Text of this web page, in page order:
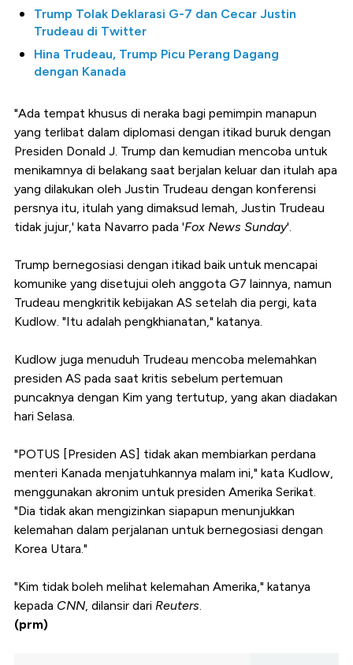
Trump Tolak Deklarasi G-7 dan Cecar Justin
Trudeau di Twitter
Hina Trudeau, Trump Picu Perang Dagang
dengan Kanada
"Ada tempat khusus di neraka bagi pemimpin manapun
yang terlibat dalam diplomasi dengan itikad buruk dengan
Presiden Donald J. Trump dan kemudian mencoba untuk
menikamnya di belakang saat berjalan keluar dan itulah apa
yang dilakukan oleh Justin Trudeau dengan konferensi
persnya itu, itulah yang dimaksud lemah, Justin Trudeau
tidak jujur,' kata Navarro pada 'Fox News Sunday'.
Trump bernegosiasi dengan itikad baik untuk mencapai
komunike yang disetujui oleh anggota G7 lainnya, namun
Trudeau mengkritik kebijakan AS setelah dia pergi, kata
Kudlow. "Itu adalah pengkhianatan," katanya.
Kudlow juga menuduh Trudeau mencoba melemahkan
presiden AS pada saat kritis sebelum pertemuan
puncaknya dengan Kim yang tertutup, yang akan diadakan
hari Selasa.
"POTUS [Presiden AS] tidak akan membiarkan perdana
menteri Kanada menjatuhkannya malam ini," kata Kudlow,
menggunakan akronim untuk presiden Amerika Serikat.
"Dia tidak akan mengizinkan siapapun menunjukkan
kelemahan dalam perjalanan untuk bernegosiasi dengan
Korea Utara."
"Kim tidak boleh melihat kelemahan Amerika," katanya
kepada CNN, dilansir dari Reuters.
(prm)